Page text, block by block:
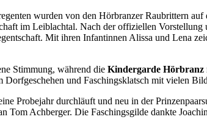
wurden von den Hörbranzer Raubrittern
im Leiblachtal. Nach der offiziellen
Mit ihren Infantinnen Alissa und Lena
Stimmung, während die Kindergarde Hörbranz
und Faschingsklatsch mit vielen
Probejahr durchläuft und neu in der
Achberger. Die Faschingsgilde dankte